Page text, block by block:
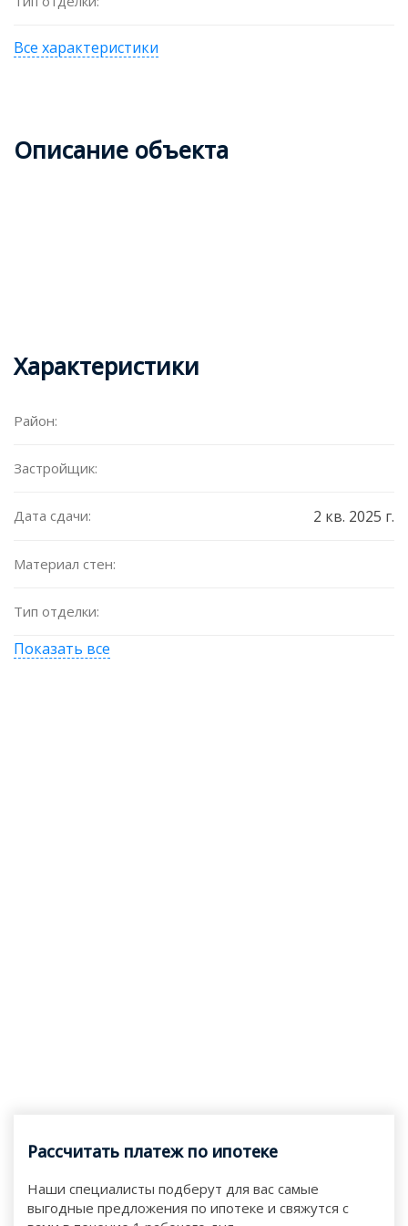
Все характеристики
Описание объекта
Характеристики
Район:
Застройщик:
Дата сдачи: 2 кв. 2025 г.
Материал стен:
Тип отделки:
Показать все
Рассчитать платеж по ипотеке
Наши специалисты подберут для вас самые
выгодные предложения по ипотеке и свяжутся с